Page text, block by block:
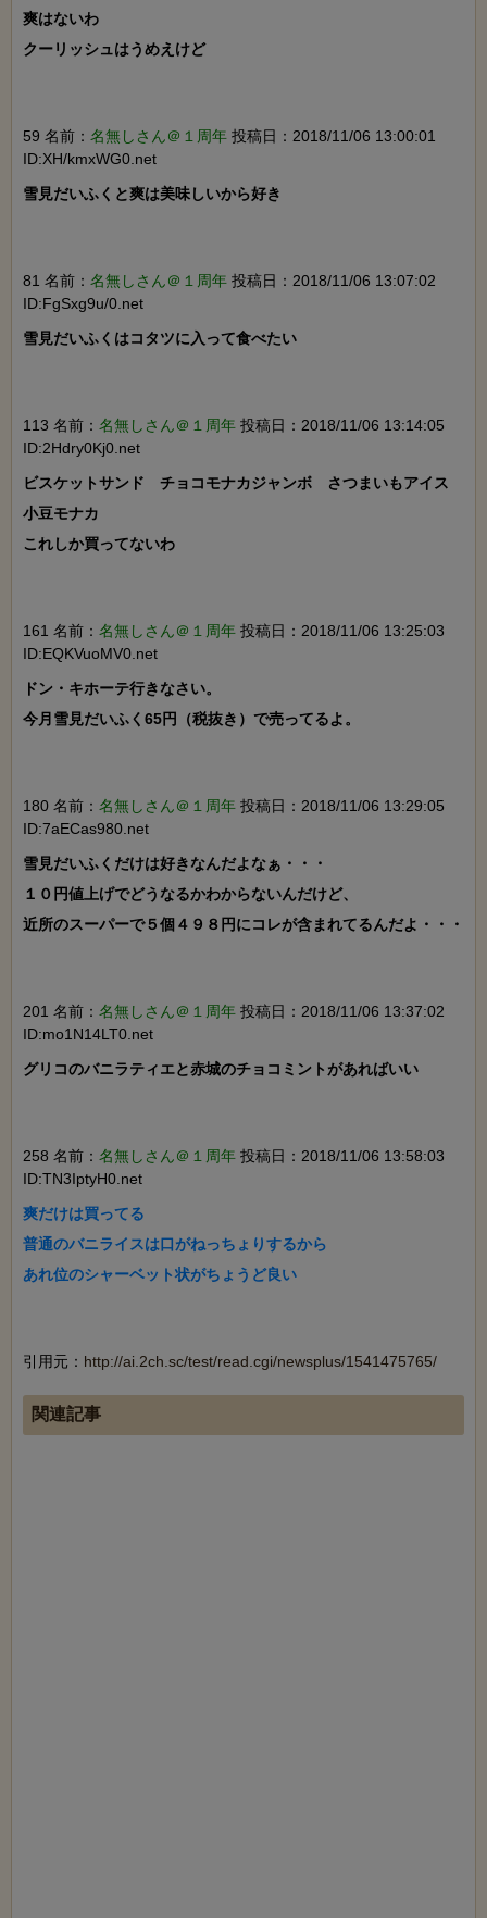
爽はないわ
クーリッシュはうめえけど
59 名前： 名無しさん＠１周年 投稿日：2018/11/06 13:00:01
ID:XH/kmxWG0.net
雪見だいふくと爽は美味しいから好き
81 名前： 名無しさん＠１周年 投稿日：2018/11/06 13:07:02
ID:FgSxg9u/0.net
雪見だいふくはコタツに入って食べたい
113 名前： 名無しさん＠１周年 投稿日：2018/11/06 13:14:05
ID:2Hdry0Kj0.net
ビスケットサンド　チョコモナカジャンボ　さつまいもアイス
小豆モナカ
これしか買ってないわ
161 名前： 名無しさん＠１周年 投稿日：2018/11/06 13:25:03
ID:EQKVuoMV0.net
ドン・キホーテ行きなさい。
今月雪見だいふく65円（税抜き）で売ってるよ。
180 名前： 名無しさん＠１周年 投稿日：2018/11/06 13:29:05
ID:7aECas980.net
雪見だいふくだけは好きなんだよなぁ・・・
１０円値上げでどうなるかわからないんだけど、
近所のスーパーで５個４９８円にコレが含まれてるんだよ・・・
201 名前： 名無しさん＠１周年 投稿日：2018/11/06 13:37:02
ID:mo1N14LT0.net
グリコのバニラティエと赤城のチョコミントがあればいい
258 名前： 名無しさん＠１周年 投稿日：2018/11/06 13:58:03
ID:TN3IptyH0.net
爽だけは買ってる
普通のバニライスは口がねっちょりするから
あれ位のシャーベット状がちょうど良い
引用元： http://ai.2ch.sc/test/read.cgi/newsplus/1541475765/
関連記事